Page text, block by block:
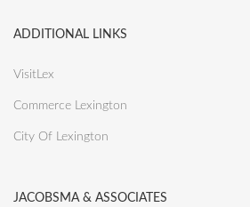
ADDITIONAL LINKS
VisitLex
Commerce Lexington
City Of Lexington
JACOBSMA & ASSOCIATES